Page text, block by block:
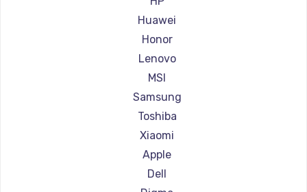
Ремонт ноутбуков Maibenben
Ремонт ноутбуков Getac
Ремонт ноутбуков Epson
Ремонт ноутбуков Philips
Ремонт ноутбуков LG
Ремонт ноутбуков Panasonic
Ремонт ноутбуков Irbis
Ремонт ноутбуков Thunderobot
Ремонт ноутбуков Hasee
Huawei
Honor
Lenovo
MSI
Samsung
Toshiba
Xiaomi
Apple
Dell